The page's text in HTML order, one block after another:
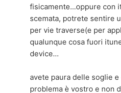
fisicamente...oppure con
scemata, potrete sentire
per vie traverse(e per
qualunque cosa fuori
device...
avete paura delle soglie
problema è vostro e non